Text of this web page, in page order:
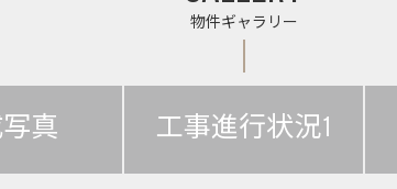
物件ギャラリー
真 工事進行状況1